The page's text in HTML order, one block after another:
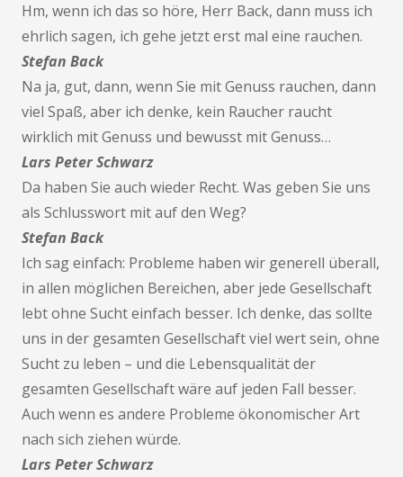
Hm, wenn ich das so höre, Herr Back, dann muss ich
ehrlich sagen, ich gehe jetzt erst mal eine rauchen.
Stefan Back
Na ja, gut, dann, wenn Sie mit Genuss rauchen, dann
viel Spaß, aber ich denke, kein Raucher raucht
wirklich mit Genuss und bewusst mit Genuss…
Lars Peter Schwarz
Da haben Sie auch wieder Recht. Was geben Sie uns
als Schlusswort mit auf den Weg?
Stefan Back
Ich sag einfach: Probleme haben wir generell überall,
in allen möglichen Bereichen, aber jede Gesellschaft
lebt ohne Sucht einfach besser. Ich denke, das sollte
uns in der gesamten Gesellschaft viel wert sein, ohne
Sucht zu leben – und die Lebensqualität der
gesamten Gesellschaft wäre auf jeden Fall besser.
Auch wenn es andere Probleme ökonomischer Art
nach sich ziehen würde.
Lars Peter Schwarz